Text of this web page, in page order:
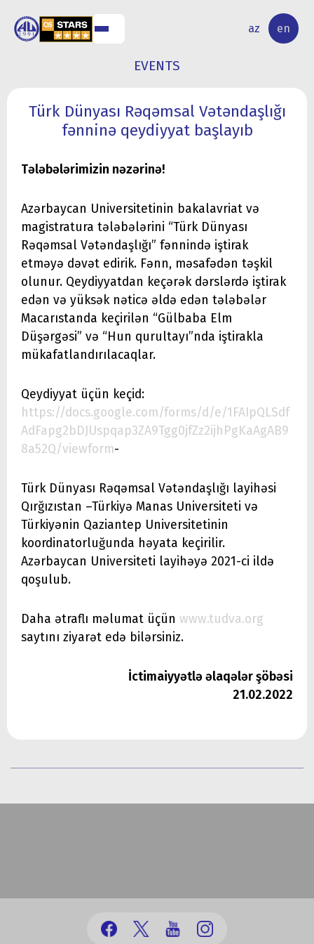
az en
RESEARCH
ACTIVITY
EVENTS
Türk Dünyası Rəqəmsal Vətəndaşlığı
fənninə qeydiyyat başlayıb
Tələbələrimizin nəzərinə!
Azərbaycan Universitetinin bakalavriat və
magistratura tələbələrini “Türk Dünyası
Rəqəmsal Vətəndaşlığı” fənnində iştirak
etməyə dəvət edirik. Fənn, məsafədən təşkil
olunur. Qeydiyyatdan keçərək dərslərdə iştirak
edən və yüksək nəticə əldə edən tələbələr
Macarıstanda keçirilən “Gülbaba Elm
Düşərgəsi” və “Hun qurultayı”nda iştirakla
mükafatlandırılacaqlar.
Qeydiyyat üçün keçid:
https://docs.google.com/forms/d/e/1FAIpQLSdf
AdFapg2bDJUspqap3ZA9Tgg0jfZz2ijhPgKaAgAB9
8a52Q/viewform-
Türk Dünyası Rəqəmsal Vətəndaşlığı layihəsi
Qırğızıstan –Türkiyə Manas Universiteti və
Türkiyənin Qaziantep Universitetinin
koordinatorluğunda həyata keçirilir.
Azərbaycan Universiteti layihəyə 2021-ci ildə
qoşulub.
Daha ətraflı məlumat üçün www.tudva.org
saytını ziyarət edə bilərsiniz.
İctimaiyyətlə əlaqələr şöbəsi
21.02.2022